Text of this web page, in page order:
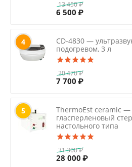
13 450₽
6 500 ₽
4
CD-4830 —
подогревом, 3 л
20 470₽
7 700 ₽
5
ThermoEst ceramic
гласперленовый
настольного типа
31 300₽
28 000 ₽